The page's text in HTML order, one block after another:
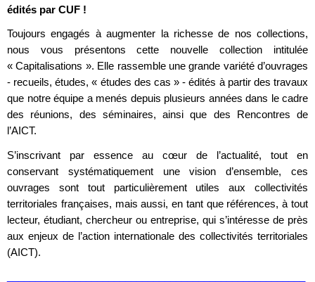
édités par CUF !
Toujours engagés à augmenter la richesse de nos collections,
nous vous présentons cette nouvelle collection intitulée
« Capitalisations ». Elle rassemble une grande variété d’ouvrages
- recueils, études, « études des cas » - édités à partir des travaux
que notre équipe a menés depuis plusieurs années dans le cadre
des réunions, des séminaires, ainsi que des Rencontres de
l’AICT.
S’inscrivant par essence au cœur de l’actualité, tout en
conservant systématiquement une vision d’ensemble, ces
ouvrages sont tout particulièrement utiles aux collectivités
territoriales françaises, mais aussi, en tant que références, à tout
lecteur, étudiant, chercheur ou entreprise, qui s’intéresse de près
aux enjeux de l’action internationale des collectivités territoriales
(AICT).